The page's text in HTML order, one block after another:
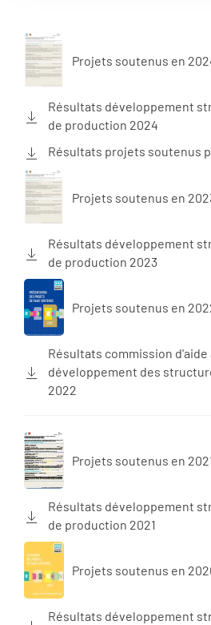
Projets soutenus en
Résultats développement
de production 2024
Résultats projets soutenus
Projets soutenus en
Résultats développement
de production 2023
Projets soutenus en
Résultats commission d'aide
développement des
2022
Projets soutenus en
Résultats développement
de production 2021
Projets soutenus en
Résultats développement